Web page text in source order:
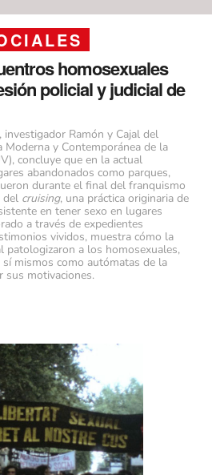
homosexuales
policial y judicial de
investigador Ramón y Cajal del
y Contemporánea de la
concluye que en la actual
abandonados como parques,
durante el final del franquismo
del cruising, una práctica originaria de
en tener sexo en lugares
a través de expedientes
vividos, muestra cómo la
patologizaron a los homosexuales,
mismos como autómatas de la
sus motivaciones.